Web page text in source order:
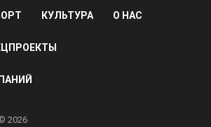
КУЛЬТУРА О НАС
2026